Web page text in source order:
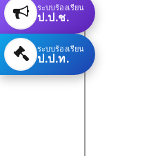
ระบบร้องเรียน
ป.ป.ช.
ระบบร้องเรียน
ป.ป.ท.